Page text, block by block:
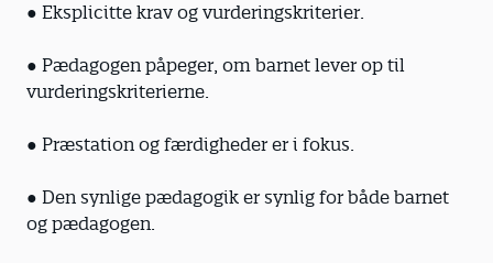
● Eksplicitte krav og vurderingskriterier.
● Pædagogen påpeger, om barnet lever op til
vurderingskriterierne.
● Præstation og færdigheder er i fokus.
● Den synlige pædagogik er synlig for både barnet
og pædagogen.